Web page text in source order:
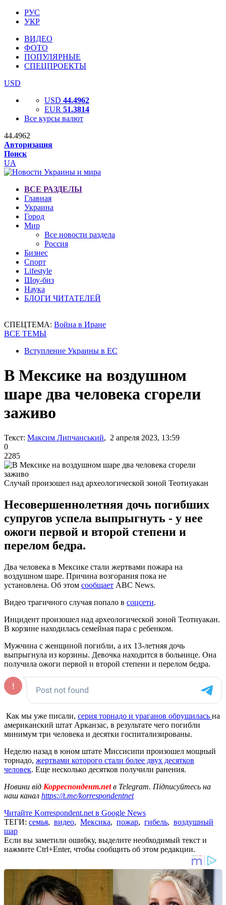
РУС
УКР
ВИДЕО
ФОТО
ПОПУЛЯРНЫЕ
СПЕЦПРОЕКТЫ
USD
USD 44.4962
EUR 51.3814
Все курсы валют
44.4962
Авторизация
Поиск
UA
ВСЕ РАЗДЕЛЫ
Главная
Украина
Город
Мир
Все новости раздела
Россия
Бизнес
Спорт
Lifestyle
Шоу-биз
Наука
БЛОГИ ЧИТАТЕЛЕЙ
СПЕЦТЕМА: Война в Иране
ВСЕ ТЕМЫ
Вступление Украины в ЕС
В Мексике на воздушном
шаре два человека сгорели
заживо
Текст: Максим Липчанський, 2 апреля 2023, 13:59
0
2285
Случай произошел над археологической зоной Теотиуакан
Несовершеннолетняя дочь погибших
супругов успела выпрыгнуть - у нее
ожоги первой и второй степени и
перелом бедра.
Два человека в Мексике стали жертвами пожара на
воздушном шаре. Причина возгорания пока не
установлена. Об этом сообщает ABC News.
Видео трагичного случая попало в соцсети.
Инцидент произошел над археологической зоной Теотиуакан.
В корзине находилась семейная пара с ребенком.
Мужчина с женщиной погибли, а их 13-летняя дочь
выпрыгнула из корзины. Девочка находится в больнице. Она
получила ожоги первой и второй степени и перелом бедра.
Как мы уже писали, серия торнадо и ураганов обрушилась на
американский штат Арканзас, в результате чего погибли
минимум три человека и десятки госпитализированы.
Неделю назад в юном штате Миссисипи произошел мощный
торнадо, жертвами которого стали более двух десятков
человек. Еще несколько десятков получили ранения.
Новини від Корреспондент.netв Telegram. Підписуйтесь на
наш канал https://t.me/korrespondentnet
Читайте Korrespondent.net в Google News
ТЕГИ: семья, видео, Мексика, пожар, гибель, воздушный
шар
Если вы заметили ошибку, выделите необходимый текст и
нажмите Ctrl+Enter, чтобы сообщить об этом редакции.